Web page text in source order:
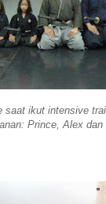
saat ikut intensive
Prince, Alex